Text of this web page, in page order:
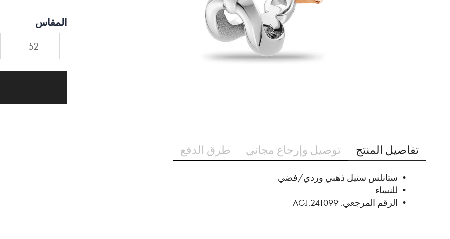
بداية
معرض
المقاس
52
تفاصيل المنتج
• ستانلس ستيل ذهبي وردي/فضي
• للنساء
• الرقم المرجعي: AGJ.241099
توصيل وإرجاع مجاني طرق الدفع